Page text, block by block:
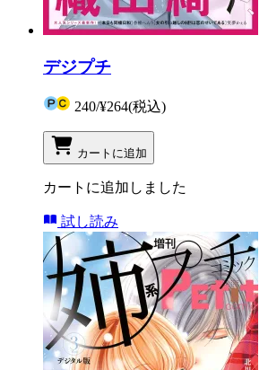
デジプチ
240/¥264(税込)
カートに追加
カートに追加しました
試し読み